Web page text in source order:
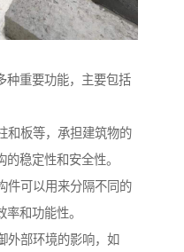
种重要功能，主要包括
和板等，承担建筑物的
稳定性和安全性。
件可以用来分隔不同的
和功能性。
外部环境的影响，如